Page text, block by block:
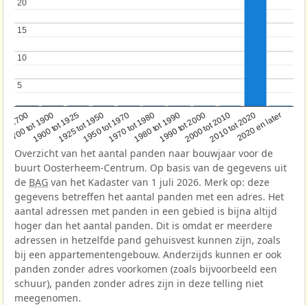
1700
1700 tot 1900
1900 tot 19251925 tot 19501950 tot 19701970 tot 19801980 tot 19901990 tot 20002000 tot 20102010 tot 20202020 en later
5
5
10
10
15
15
20
20
Overzicht van het aantal panden naar bouwjaar voor de
buurt Oosterheem-Centrum. Op basis van de gegevens uit
de BAG van het Kadaster van 1 juli 2026. Merk op: deze
gegevens betreffen het aantal panden met een adres. Het
aantal adressen met panden in een gebied is bijna altijd
hoger dan het aantal panden. Dit is omdat er meerdere
adressen in hetzelfde pand gehuisvest kunnen zijn, zoals
bij een appartementengebouw. Anderzijds kunnen er ook
panden zonder adres voorkomen (zoals bijvoorbeeld een
schuur), panden zonder adres zijn in deze telling niet
meegenomen.